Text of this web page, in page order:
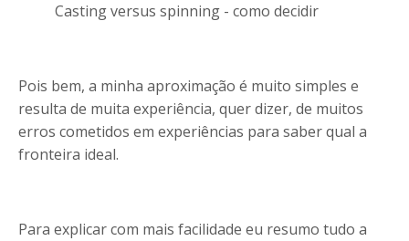
Casting versus spinning - como decidir
Pois bem, a minha aproximação é muito simples e
resulta de muita experiência, quer dizer, de muitos
erros cometidos em experiências para saber qual a
fronteira ideal.
Para explicar com mais facilidade eu resumo tudo a